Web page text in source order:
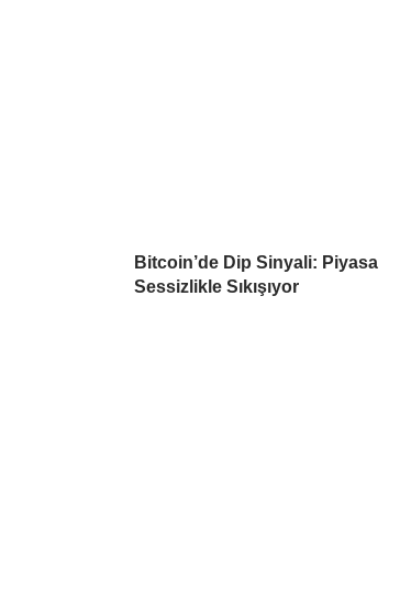
Bitcoin’de Dip Sinyali: Piyasa
Sessizlikle Sıkışıyor